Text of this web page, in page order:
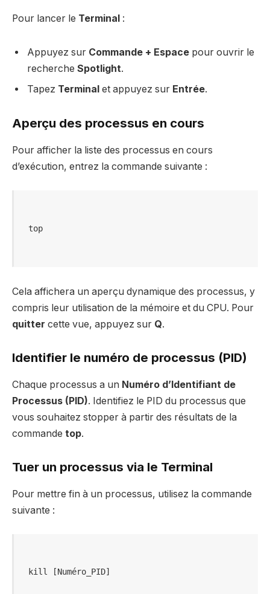
Pour lancer le Terminal :
Appuyez sur Commande + Espace pour ouvrir le
recherche Spotlight.
Tapez Terminal et appuyez sur Entrée.
Aperçu des processus en cours
Pour afficher la liste des processus en cours
d’exécution, entrez la commande suivante :
Cela affichera un aperçu dynamique des processus, y
compris leur utilisation de la mémoire et du CPU. Pour
quitter cette vue, appuyez sur Q.
Identifier le numéro de processus (PID)
Chaque processus a un Numéro d’Identifiant de
Processus (PID). Identifiez le PID du processus que
vous souhaitez stopper à partir des résultats de la
commande top.
Tuer un processus via le Terminal
Pour mettre fin à un processus, utilisez la commande
suivante :